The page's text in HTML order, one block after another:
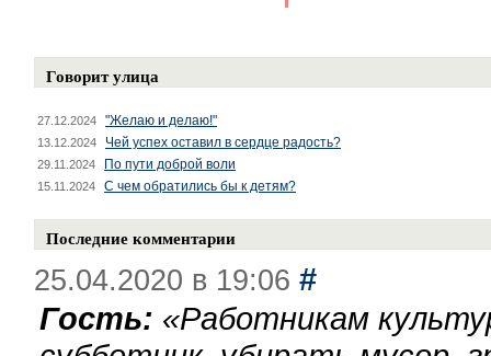
Говорит улица
27.12.2024 "Желаю и делаю!"
13.12.2024 Чей успех оставил в сердце радость?
29.11.2024 По пути доброй воли
15.11.2024 С чем обратились бы к детям?
Последние комментарии
25.04.2020 в 19:06 #
Гость: «Работникам